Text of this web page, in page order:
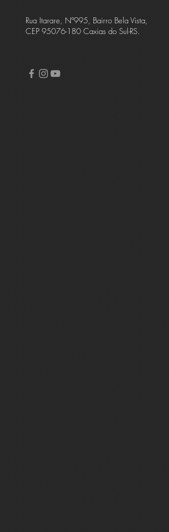
Rua Itarare, Nº995, Bairro Bela Vista,
CEP 95076-180 Caxias do Sul-RS.